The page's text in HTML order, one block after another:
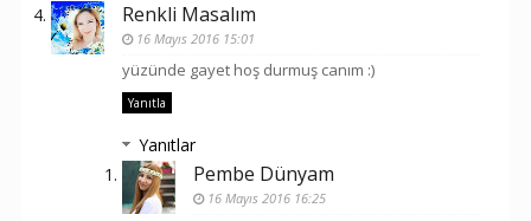
Renkli Masalım
16 Mayıs 2016 15:01
yüzünde gayet hoş durmuş canım :)
Yanıtla
Yanıtlar
Pembe Dünyam
16 Mayıs 2016 16:25